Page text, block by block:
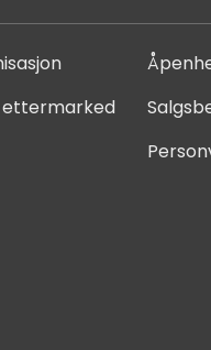
ettermarked